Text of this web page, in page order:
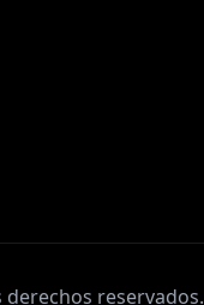
reservados.